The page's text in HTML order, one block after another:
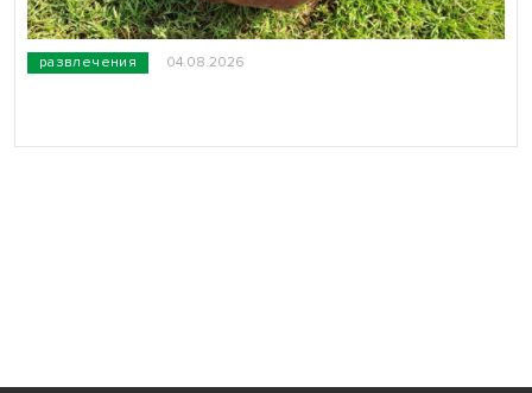
развлечения 04.08.2026